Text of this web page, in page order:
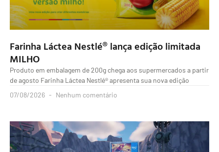
Farinha Láctea Nestlé® lança edição limitada
MILHO
Produto em embalagem de 200g chega aos supermercados a partir
de agosto Farinha Láctea Nestlé® apresenta sua nova edição
07/08/2026
Nenhum comentário